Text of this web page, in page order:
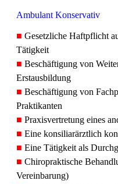
Ambulant Konservativ
■ Gesetzliche Haftpflicht
Tätigkeit
■ Beschäftigung von
Erstausbildung
■ Beschäftigung von
Praktikanten
■ Praxisvertretung eines
■ Eine konsiliarärztlich
■ Eine Tätigkeit als
■ Chiropraktische
Vereinbarung)